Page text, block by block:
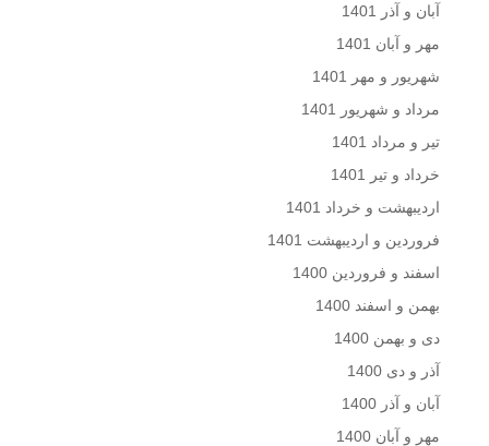
آبان و آذر 1401
مهر و آبان 1401
شهریور و مهر 1401
مرداد و شهریور 1401
تیر و مرداد 1401
خرداد و تیر 1401
اردیبهشت و خرداد 1401
فروردین و اردیبهشت 1401
اسفند و فروردین 1400
بهمن و اسفند 1400
دی و بهمن 1400
آذر و دی 1400
آبان و آذر 1400
مهر و آبان 1400